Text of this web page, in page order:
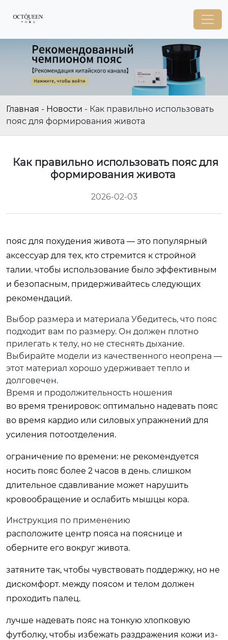
Главная - Новости - Как правильно использовать
пояс для формирования живота
Как правильно использовать пояс для
формирования живота
2026-02-03
пояс для похудения живота — это популярный
аксессуар для тех, кто стремится к стройной
талии. чтобы использование было эффективным
и безопасным, придерживайтесь следующих
рекомендаций.
Выбор размера и материала Убедитесь, что пояс
подходит вам по размеру. Он должен плотно
прилегать к телу, но не стеснять дыхание.
Выбирайте модели из качественного неопрена —
этот материал хорошо удерживает тепло и
долговечен.
Время и продолжительность ношения
во время тренировок: оптимально надевать пояс
во время кардио или силовых упражнений для
усиления потоотделения.
ограничение по времени: не рекомендуется
носить пояс более 2 часов в день. слишком
длительное сдавливание может нарушить
кровообращение и ослабить мышцы кора.
Инструкция по применению
расположите центр пояса на пояснице и
оберните его вокруг живота.
затяните так, чтобы чувствовать поддержку, но не
дискомфорт. между поясом и телом должен
проходить палец.
лучше надевать пояс на тонкую хлопковую
футболку, чтобы избежать раздражения кожи из-